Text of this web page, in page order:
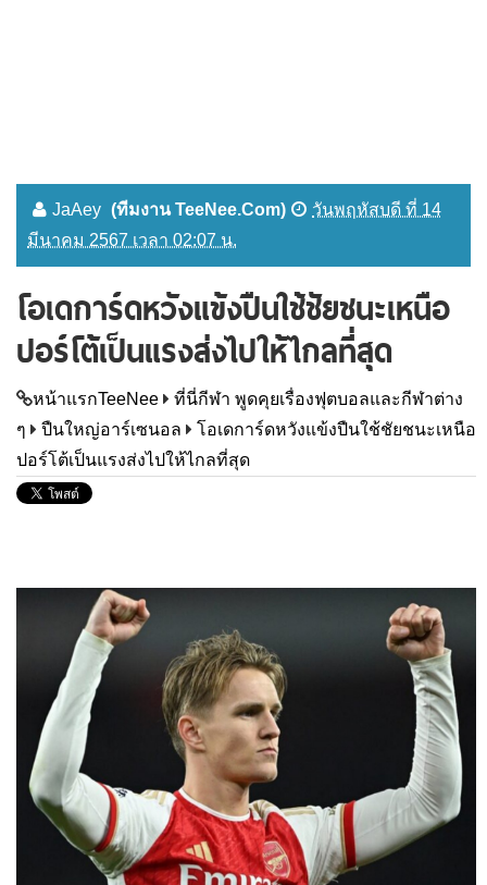
JaAey (ทีมงาน TeeNee.Com)
วันพฤหัสบดี ที่ 14
มีนาคม 2567 เวลา 02:07 น.
โอเดการ์ดหวังแข้งปืนใช้ชัยชนะเหนือ
ปอร์โต้เป็นแรงส่งไปให้ไกลที่สุด
หน้าแรกTeeNee
ที่นี่กีฬา พูดคุยเรื่องฟุตบอลและกีฬาต่าง
ๆ
ปืนใหญ่อาร์เซนอล
โอเดการ์ดหวังแข้งปืนใช้ชัยชนะเหนือ
ปอร์โต้เป็นแรงส่งไปให้ไกลที่สุด